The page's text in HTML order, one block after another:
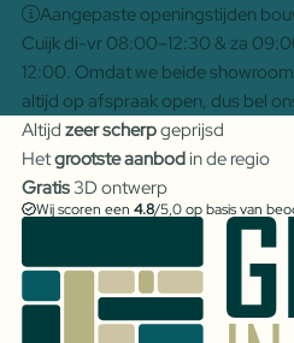
Aangepaste openingstijden
Cuijk di-vr 08:00–12:30 & za
12:00. Omdat we beide
altijd op afspraak open, dus bel
Altijd zeer scherpgeprijsd
Hetgrootste aanbodin de regio
Gratis3D ontwerp
Wij scoren een 4.8/5,0 op basis van